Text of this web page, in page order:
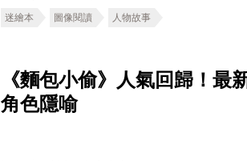
迷繪本 圖像閱讀 人物故事
《麵包小偷》人氣回歸！
角色隱喻